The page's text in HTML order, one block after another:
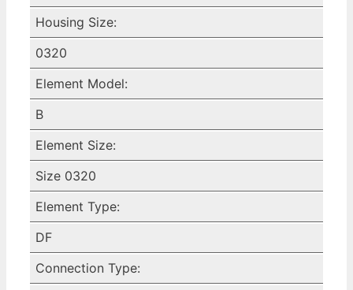
Housing Size:
0320
Element Model:
B
Element Size:
Size 0320
Element Type:
DF
Connection Type: